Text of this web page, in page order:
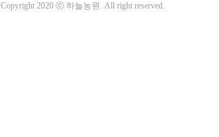
Copyright 2020 ⓒ 하늘농원. All right reserved.